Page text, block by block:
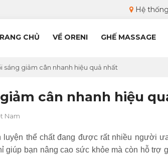
Hệ
CHỦ VỀ ORENI GHẾ MASSAGE
sáng giảm cân nhanh hiệu quả nhất
cân nhanh hiệu
Nam
luyện thể chất đang được rất nhiều người
giúp bạn nâng cao sức khỏe mà còn hỗ trợ